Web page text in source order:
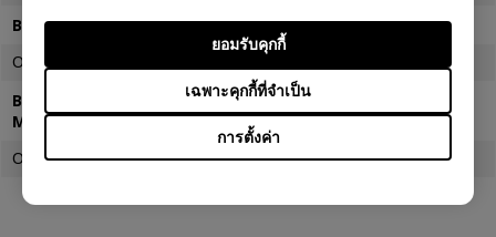
การตั้งค่า
เฉพาะคุกกี้ที่จำเป็น
ยอมรับคุกกี้
BenQ EH600 โปรเจคเตอร์ไร้สายอัจฉริยะ
O
BenQ EH620 Smart Wireless Projector (รองรับ WiFi
Miracast)
O (2022.Q4)